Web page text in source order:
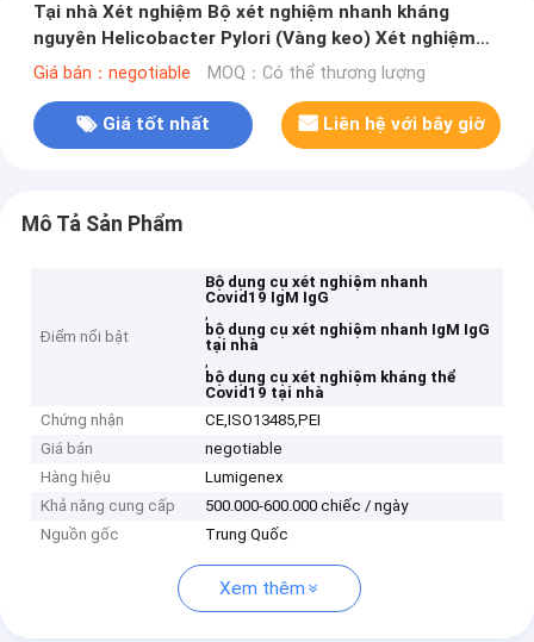
Tại nhà Xét nghiệm Bộ xét nghiệm nhanh kháng
nguyên Helicobacter Pylori (Vàng keo) Xét nghiệm
nhanh H.Pylori bằng mẫu phân
Giá bán：negotiable MOQ：Có thể thương lượng
Giá tốt nhất Liên hệ với bây giờ
Mô Tả Sản Phẩm
Điểm nổi bật
Bộ dụng cụ xét nghiệm nhanh
Covid19 IgM IgG
,
bộ dụng cụ xét nghiệm nhanh IgM IgG
tại nhà
,
bộ dụng cụ xét nghiệm kháng thể
Covid19 tại nhà
Chứng nhận
CE,ISO13485,PEI
Giá bán
negotiable
Hàng hiệu
Lumigenex
Khả năng cung cấp
500.000-600.000 chiếc / ngày
Nguồn gốc
Trung Quốc
Xem thêm